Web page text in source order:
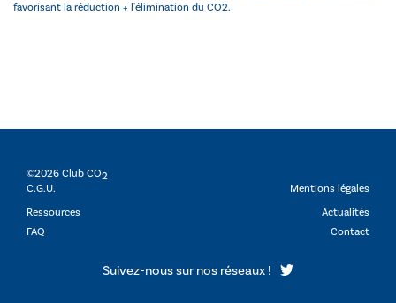
favorisant la réduction + l'élimination du CO2.
©2026 Club CO2
C.G.U.
Mentions légales
Ressources
FAQ
Actualités
Contact
Suivez-nous sur nos réseaux !